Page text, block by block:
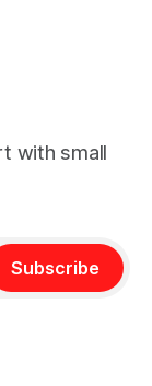
满足我们的一些
，也许比努力更厉害
with small
Subscribe